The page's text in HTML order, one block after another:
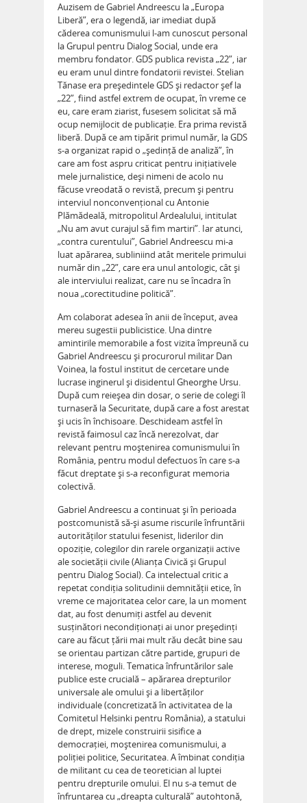
Auzisem de Gabriel Andreescu la „Europa
Liberă”, era o legendă, iar imediat după
căderea comunismului l-am cunoscut personal
la Grupul pentru Dialog Social, unde era
membru fondator. GDS publica revista „22”, iar
eu eram unul dintre fondatorii revistei. Stelian
Tănase era președintele GDS și redactor șef la
„22”, fiind astfel extrem de ocupat, în vreme ce
eu, care eram ziarist, fusesem solicitat să mă
ocup nemijlocit de publicație. Era prima revistă
liberă. După ce am tipărit primul număr, la GDS
s-a organizat rapid o „ședință de analiză”, în
care am fost aspru criticat pentru inițiativele
mele jurnalistice, deși nimeni de acolo nu
făcuse vreodată o revistă, precum și pentru
interviul nonconvențional cu Antonie
Plămădeală, mitropolitul Ardealului, intitulat
„Nu am avut curajul să fim martiri”. Iar atunci,
„contra curentului”, Gabriel Andreescu mi-a
luat apărarea, subliniind atât meritele primului
număr din „22”, care era unul antologic, cât și
ale interviului realizat, care nu se încadra în
noua „corectitudine politică”.
Am colaborat adesea în anii de început, avea
mereu sugestii publicistice. Una dintre
amintirile memorabile a fost vizita împreună cu
Gabriel Andreescu și procurorul militar Dan
Voinea, la fostul institut de cercetare unde
lucrase inginerul și disidentul Gheorghe Ursu.
După cum reieșea din dosar, o serie de colegi îl
turnaseră la Securitate, după care a fost arestat
și ucis în închisoare. Deschideam astfel în
revistă faimosul caz încă nerezolvat, dar
relevant pentru moștenirea comunismului în
România, pentru modul defectuos în care s-a
făcut dreptate și s-a reconfigurat memoria
colectivă.
Gabriel Andreescu a continuat și în perioada
postcomunistă să-și asume riscurile înfruntării
autorităților statului fesenist, liderilor din
opoziție, colegilor din rarele organizații active
ale societății civile (Alianța Civică și Grupul
pentru Dialog Social). Ca intelectual critic a
repetat condiția solitudinii demnității etice, în
vreme ce majoritatea celor care, la un moment
dat, au fost denumiți astfel au devenit
susținători necondiționați ai unor președinți
care au făcut țării mai mult rău decât bine sau
se orientau partizan către partide, grupuri de
interese, moguli. Tematica înfruntărilor sale
publice este crucială – apărarea drepturilor
universale ale omului și a libertăților
individuale (concretizată în activitatea de la
Comitetul Helsinki pentru România), a statului
de drept, mizele construirii sisifice a
democrației, moștenirea comunismului, a
poliției politice, Securitatea. A îmbinat condiția
de militant cu cea de teoretician al luptei
pentru drepturile omului. El nu s-a temut de
înfruntarea cu „dreapta culturală” autohtonă,